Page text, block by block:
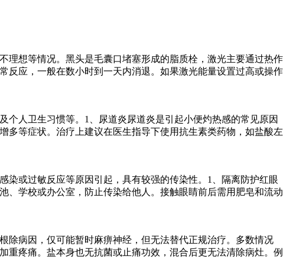
理想等情况。黑头是毛囊口堵塞形成的脂质栓，激光主要通过热作
反应，一般在数小时到一天内消退。如果激光能量设置过高或操作
人卫生习惯等。1、尿道炎尿道炎是引起小便灼热感的常见原因
多等症状。治疗上建议在医生指导下使用抗生素类药物，如盐酸左
或过敏反应等原因引起，具有较强的传染性。1、隔离防护红眼
、学校或办公室，防止传染给他人。接触眼睛前后需用肥皂和流动
除病因，仅可能暂时麻痹神经，但无法替代正规治疗。多数情况
疼痛。盐本身也无抗菌或止痛功效，混合后更无法清除病灶。例